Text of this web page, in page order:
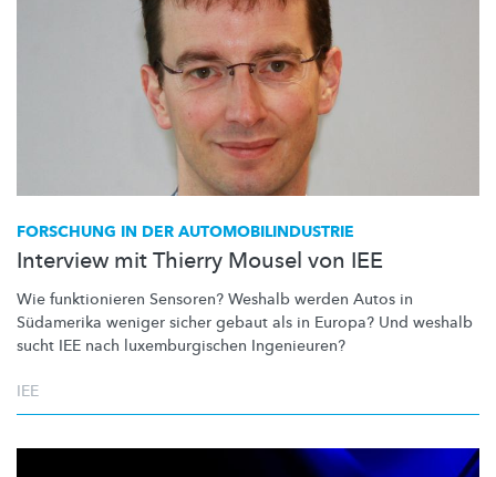
FORSCHUNG IN DER AUTOMOBILINDUSTRIE
Interview mit Thierry Mousel von IEE
Wie funktionieren Sensoren? Weshalb werden Autos in
Südamerika weniger sicher gebaut als in Europa? Und weshalb
sucht IEE nach luxemburgischen Ingenieuren?
IEE